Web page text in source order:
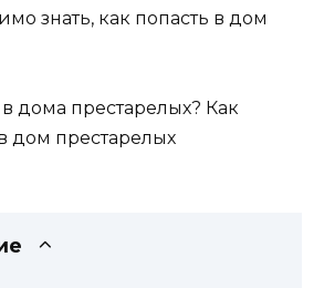
знать, как попасть в дом